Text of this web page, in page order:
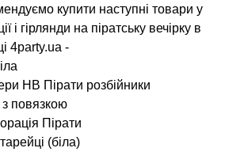
купити наступні товари у
і гірлянди на піратську вечірку в
4party.ua -
HB Пірати розбійники
повязкою
Пірати
(біла)